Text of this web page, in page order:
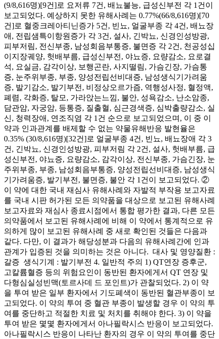
(9/8,616명)[9건]로 요저류 7건, 배뇨불능, 급성신부전 각 1건이
보고되었다. 예상하지 못한 유해사례는 0.77%(66/8,616명)[70
건]로 혈중크레아티닌증가 5건, 빈뇨, 얼굴부종 각 4건, 배뇨장
애, 전립샘특이항원증가 각 3건, 설사, 긴박뇨, 신경인성방광,
피부저림, 전신부종, 남성회음부통증, 불면증 각 2건, 천공성십
이지장궤양, 헛배부름, 급성신부전, 야뇨증, 요량감소, 요로결
석, 요실금, 감각이상, 보행곤란, 사지떨림, 가슴긴장, 가슴통
증, 눈주위부종, 부종, 양성전립선비대증, 남성생식기가려움
증, 발기감소, 발기부전, 비정상오르가즘, 역행성사정, 혈정액,
폐렴, 각화증, 탈모, 가라앉는느낌, 불안, 성욕감소, 난소암종,
담관암, 자궁암, 등통증, 질출혈, 심근경색증, 심박출량감소, 실
신, 청력장애, 연조직염 각 1건 순으로 보고되었으며, 이 중 이
약과 인과관계를 배제할 수 없는 약물유해반응 발현율은
0.35% (30/8,616명)[32건]로 얼굴부종 4건, 빈뇨, 배뇨장애 각 3
건, 긴박뇨, 신경인성방광, 피부저림 각 2건, 설사, 헛배부름, 급
성신부전, 야뇨증, 요량감소, 감각이상, 전신부종, 가슴긴장, 눈
주위부종, 부종, 남성회음부통증, 양성전립선비대증, 남성생식
기가려움증, 발기부전, 불면증, 불안 각 1건이 보고되었다. ②
이 약에 대한 국내 재심사 유해사례와 자발적 부작용 보고자료
를 국내 시판 허가된 모든 의약품을 대상으로 보고된 유해사례
보고자료와 재심사 종료시점에서 통합 평가한 결과, 다른 모든
의약품에서 보고된 유해사례에 비해 이 약에서 통계적으로 유
의하게 많이 보고된 유해사례 중 새로 확인된 것들은 다음과
같다. 다만, 이 결과가 해당성분과 다음의 유해사례간에 인과
관계가 입증된 것을 의미하는 것은 아니다. ­ 대사 및 영양질환 :
갈증 ­ 생식기계 : 발기부전 4. 일반적 주의 1) QT연장 증후군,
고칼륨혈증 등의 위험요인이 동반된 환자에게서 QT 연장 및
다형심실성빈맥(토르사데 드 포인트)가 관찰되었다. 2) 이 약
을 투여 받은 일부 환자에서 기도폐색이 동반된 혈관부종이 보
고되었다. 이 약의 투여 중 혈관 부종이 발생할 경우 이 약의 투
여를 중단하고 적절한 치료 및 처치를 취해야 한다. 3) 이 약을
투여 받은 몇몇 환자에게서 아나필락시스 반응이 보고되었다.
아나필락시스 반응이 나타난 환자의 경우 이 약의 투여를 중단